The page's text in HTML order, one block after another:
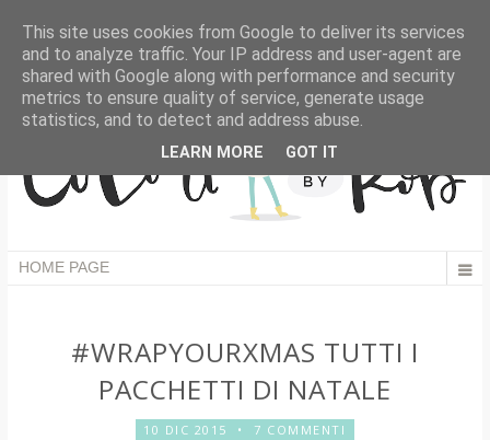
#WRAPYOURXMAS TUTTI I
PACCHETTI DI NATALE
10 DIC 2015 • 7 COMMENTI
This site uses cookies from Google to deliver its services
and to analyze traffic. Your IP address and user-agent are
shared with Google along with performance and security
metrics to ensure quality of service, generate usage
statistics, and to detect and address abuse.
LEARN MORE GOT IT